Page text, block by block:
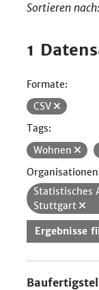
Sortieren nach
1
Formate:
CSV
Tags:
Wohnen
Statistisches
Stuttgart
Ergebnisse